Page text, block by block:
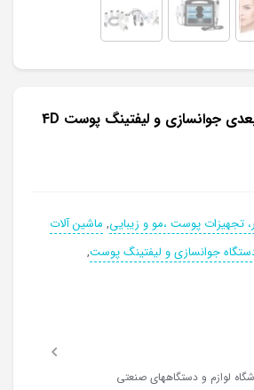
دستگاه هایفو چهار بعدی جوانسازی و لیفتینگ پوست 4D
تجهیزات پوست ،مو و زیبایی, ماشین آلات
جوانسازی و لیفتینگ پوست,
لوازم و دستگاههای صنعتی